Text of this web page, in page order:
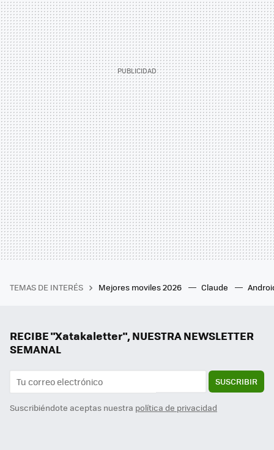
TEMAS DE INTERÉS Mejores moviles 2026 Claude
RECIBE "Xatakaletter", NUESTRA NEWSLETTER
SEMANAL
SUSCRIBIR
Suscribiéndote aceptas nuestra política de privacidad